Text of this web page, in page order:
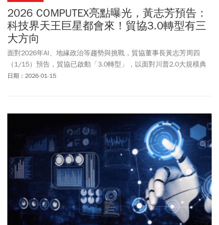
2026 COMPUTEX亮點曝光，黃志芳預告：
科技界天王巨星都會來！貿協3.0轉型有三
大方向
面對2026年AI、地緣政治等趨勢與挑戰，貿協董事長黃志芳周四
（1/15）預告，貿協已啟動「3.0轉型」，以面對川普2.0大規模典
範轉移時代。黃志芳說明，「貿協3.0」轉型三大方向，包括要成為
（COMPUTEX）將盛況可期。他說，今年將首度單獨設置「AI
ROBOTICS（智慧機器人）」專區，也同樣會有大家熟悉的多位科技
界巨星、CEO，出席參與論壇與主題演講。
日期：2026-01-15